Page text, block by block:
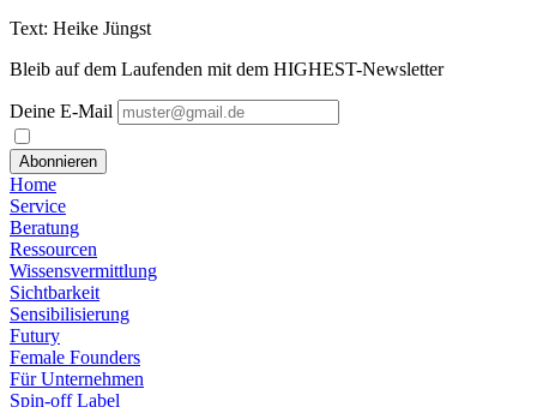
Text: Heike Jüngst
Bleib auf dem Laufenden mit dem HIGHEST-Newsletter
Deine E-Mail
Abonnieren
Home
Service
Beratung
Ressourcen
Wissensvermittlung
Sichtbarkeit
Sensibilisierung
Futury
Female Founders
Für Unternehmen
Spin-off Label